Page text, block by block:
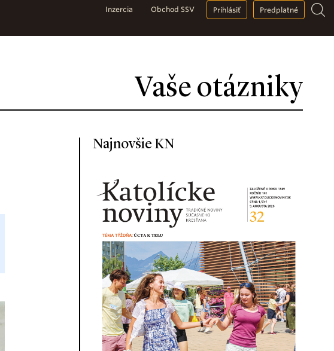
Vaše otázniky
Inzercia Obchod SSV Prihlásiť Predplatné
Najnovšie KN